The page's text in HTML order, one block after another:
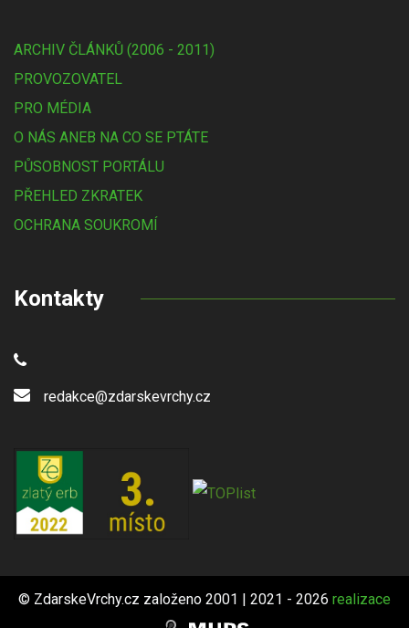
ARCHIV ČLÁNKŮ (2006 - 2011)
PROVOZOVATEL
PRO MÉDIA
O NÁS ANEB NA CO SE PTÁTE
PŮSOBNOST PORTÁLU
PŘEHLED ZKRATEK
OCHRANA SOUKROMÍ
Kontakty
redakce@zdarskevrchy.cz
© ZdarskeVrchy.cz založeno 2001 | 2021 - 2026 realizace